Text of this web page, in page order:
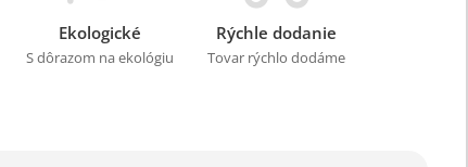
Ekologické
S dôrazom na ekológiu
Rýchle dodanie
Tovar rýchlo dodáme